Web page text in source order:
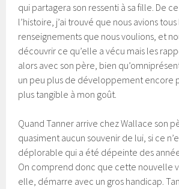
qui partagera son ressenti à sa fille. De
l’histoire, j’ai trouvé que nous avions tous
renseignements que nous voulions, et
découvrir ce qu’elle a vécu mais les
alors avec son père, bien
un peu plus de développement encore
plus tangible à mon goût.
Quand Tanner arrive chez Wallace son
quasiment aucun souvenir de lui, si ce
déplorable qui a été dépeinte des
On comprend donc que cette nouvelle
elle, démarre avec un gros handicap.